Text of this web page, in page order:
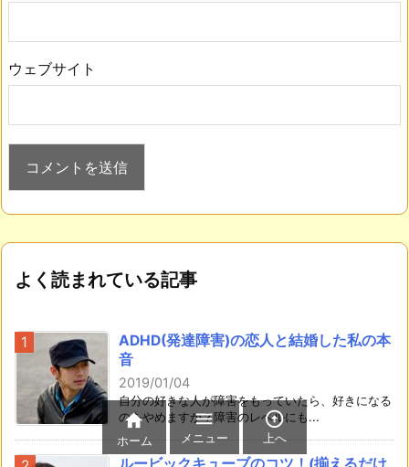
ウェブサイト
よく読まれている記事
ADHD(発達障害)の恋人と結婚した私の本
音
2019/01/04
自分の好きな人が障害をもっていたら、好きになる
のをやめますか？障害のレベルにも...

ホーム

メニュー

上へ